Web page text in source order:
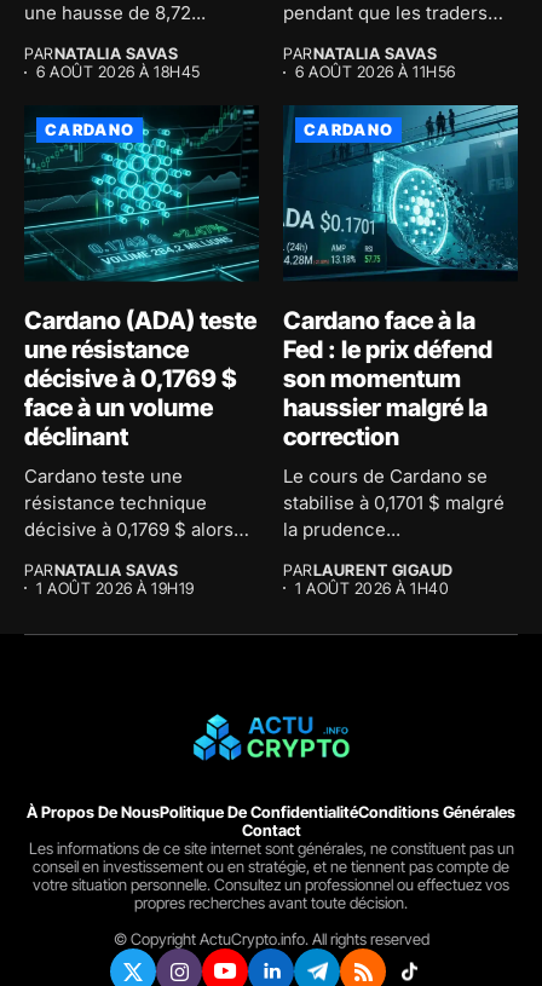
une hausse de 8,72...
PARNATALIA SAVAS
6 AOÛT 2026 À 18H45
pendant que les traders
PARNATALIA SAVAS
6 AOÛT 2026 À 11H56
CARDANO
Cardano (ADA) teste
une résistance
décisive à 0,1769 $
face à un volume
déclinant
Cardano teste une
résistance technique
décisive à 0,1769 $ alors
PARNATALIA SAVAS
1 AOÛT 2026 À 19H19
CARDANO
Cardano face à la
Fed : le prix défend
son momentum
haussier malgré la
correction
Le cours de Cardano se
stabilise à 0,1701 $ malgré
la prudence...
PARLAURENT GIGAUD
1 AOÛT 2026 À 1H40
À Propos De NousPolitique De ConfidentialitéConditions Générales
Contact
Les informations de ce site internet sont générales, ne constituent pas un
conseil en investissement ou en stratégie, et ne tiennent pas compte de
votre situation personnelle. Consultez un professionnel ou effectuez vos
propres recherches avant toute décision.
© Copyright ActuCrypto.info. All rights reserved